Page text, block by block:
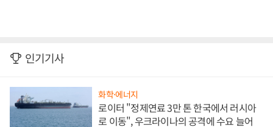
인기기사
화학·에너지
로이터 "정제연료 3만 톤 한국에서 러시아
로 이동", 우크라이나의 공격에 수요 늘어